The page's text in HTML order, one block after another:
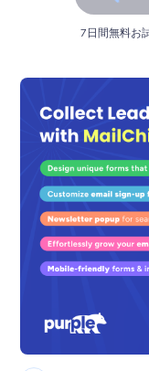
7日間無料お